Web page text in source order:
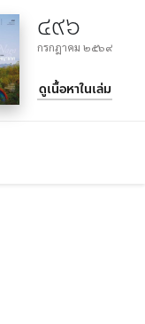
๔๙๖
กรกฎาคม ๒๕๖๙
ดูเนื้อหาในเล่ม